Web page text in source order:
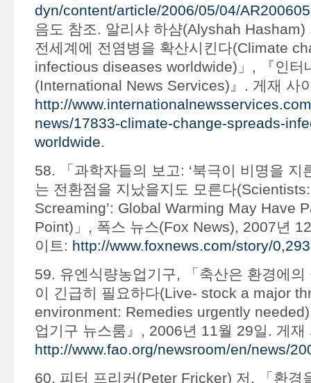
dyn/content/article/2006/05/04/
음도 참조. 알리샤 하샴(Alyshah Hasham)
전세계에 전염병을 확산시킨다(Climate
infectious diseases worldwide)」, 『인터
(International News Services)』. 게재 사
http://
news/17833-climate-change-spreads-
worldwide.
58. 「과학자들의 보고: ‘북극이 비명을 지
는 전환점을 지났을지도 모른다
Screaming’: Global Warming May Have
Point)」, 폭스 뉴스(Fox News), 2007년
이트: http://www.foxnews.com/story/
59. 유엔식량농업기구, 「축산은 환경에의
이 긴급히 필요하다(Live- stock a major
environment: Remedies urgently
업기구 뉴스룸』, 2006년 11월 29일. 게재
http://www.fao.org/newsroom/en/news/
60. 피터 프리커(Peter Fricker) 저, 「환경